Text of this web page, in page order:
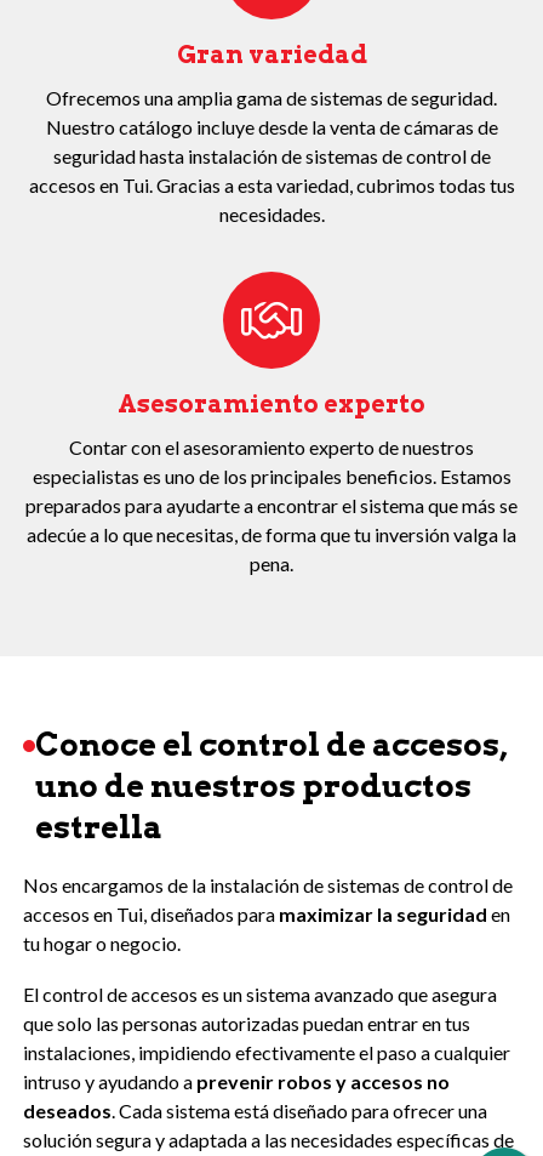
Gran variedad
Ofrecemos una amplia gama de sistemas de seguridad.
Nuestro catálogo incluye desde la venta de cámaras de
seguridad hasta instalación de sistemas de control de
accesos en Tui. Gracias a esta variedad, cubrimos todas tus
necesidades.
Asesoramiento experto
Contar con el asesoramiento experto de nuestros
especialistas es uno de los principales beneficios. Estamos
preparados para ayudarte a encontrar el sistema que más se
adecúe a lo que necesitas, de forma que tu inversión valga la
pena.
Conoce el control de accesos,
uno de nuestros productos
estrella
Nos encargamos de la instalación de sistemas de control de
accesos en Tui, diseñados para maximizar la seguridad en
tu hogar o negocio.
El control de accesos es un sistema avanzado que asegura
que solo las personas autorizadas puedan entrar en tus
instalaciones, impidiendo efectivamente el paso a cualquier
intruso y ayudando a prevenir robos y accesos no
deseados. Cada sistema está diseñado para ofrecer una
solución segura y adaptada a las necesidades específicas de